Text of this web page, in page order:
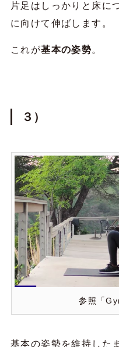
片足はしっかりと床に
に向けて伸ばします。
これが基本の姿勢。
３）
参照「
基本の姿勢を維持した